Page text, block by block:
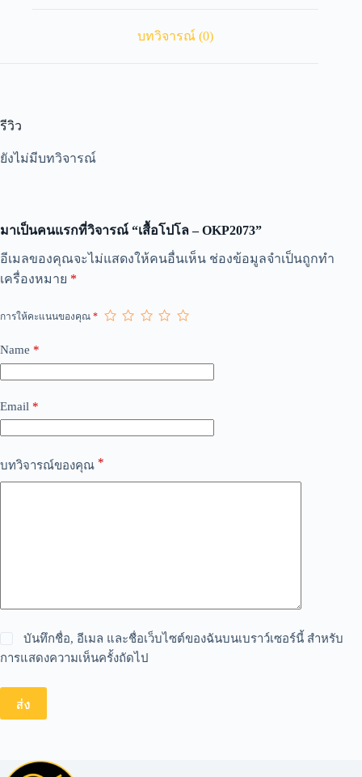
บทวิจารณ์ (0)
รีวิว
ยังไม่มีบทวิจารณ์
มาเป็นคนแรกที่วิจารณ์ “เสื้อโปโล – OKP2073”
อีเมลของคุณจะไม่แสดงให้คนอื่นเห็น ช่องข้อมูลจำเป็นถูกทำ
เครื่องหมาย *
การให้คะแนนของคุณ *
Name *
Email *
บทวิจารณ์ของคุณ *
บันทึกชื่อ, อีเมล และชื่อเว็บไซต์ของฉันบนเบราว์เซอร์นี้ สำหรับ
การแสดงความเห็นครั้งถัดไป
ส่ง
A
t
r
a
t
e